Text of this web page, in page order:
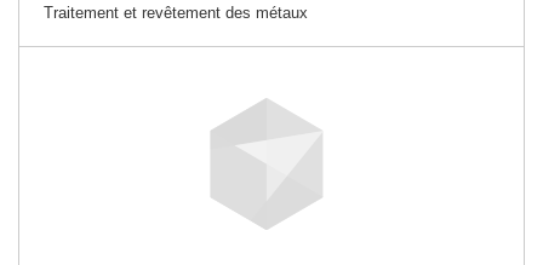
Traitement et revêtement des métaux